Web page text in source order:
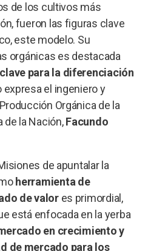
de los cultivos más
fueron las figuras clave
este modelo. Su
orgánicas es destacada
para la diferenciación
expresa el ingeniero y
Orgánica de la
de la Nación,Facundo
de apuntalar la
herramienta de
de valor es primordial,
está enfocada en la yerba
en crecimiento y
de mercado para los